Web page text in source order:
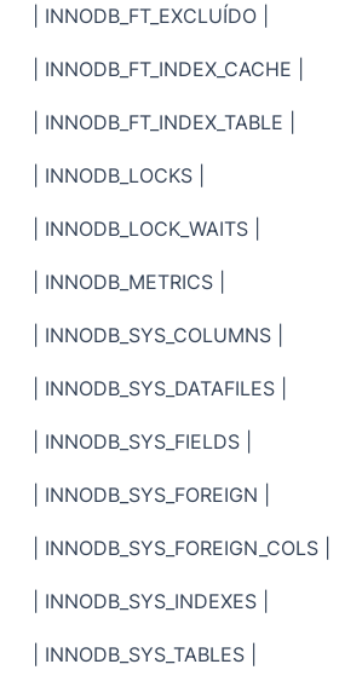
| INNODB_FT_EXCLUÍDO |
| INNODB_FT_INDEX_CACHE |
| INNODB_FT_INDEX_TABLE |
| INNODB_LOCKS |
| INNODB_LOCK_WAITS |
| INNODB_METRICS |
| INNODB_SYS_COLUMNS |
| INNODB_SYS_DATAFILES |
| INNODB_SYS_FIELDS |
| INNODB_SYS_FOREIGN |
| INNODB_SYS_FOREIGN_COLS |
| INNODB_SYS_INDEXES |
| INNODB_SYS_TABLES |